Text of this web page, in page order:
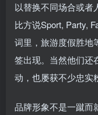
以替换不同场合或者
比方说Sport, Party,
词里，旅游度假胜地
签出现。当然他们还
动，也屡获不少忠实
品牌形象不是一蹴而